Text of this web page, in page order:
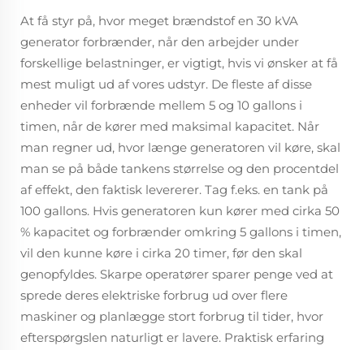
At få styr på, hvor meget brændstof en 30 kVA
generator forbrænder, når den arbejder under
forskellige belastninger, er vigtigt, hvis vi ønsker at få
mest muligt ud af vores udstyr. De fleste af disse
enheder vil forbrænde mellem 5 og 10 gallons i
timen, når de kører med maksimal kapacitet. Når
man regner ud, hvor længe generatoren vil køre, skal
man se på både tankens størrelse og den procentdel
af effekt, den faktisk levererer. Tag f.eks. en tank på
100 gallons. Hvis generatoren kun kører med cirka 50
% kapacitet og forbrænder omkring 5 gallons i timen,
vil den kunne køre i cirka 20 timer, før den skal
genopfyldes. Skarpe operatører sparer penge ved at
sprede deres elektriske forbrug ud over flere
maskiner og planlægge stort forbrug til tider, hvor
efterspørgslen naturligt er lavere. Praktisk erfaring